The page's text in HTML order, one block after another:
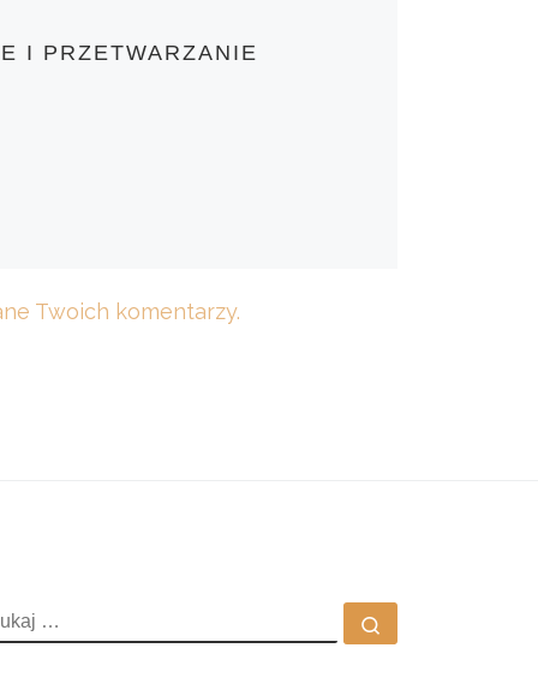
I PRZETWARZANIE
Twoich komentarzy.